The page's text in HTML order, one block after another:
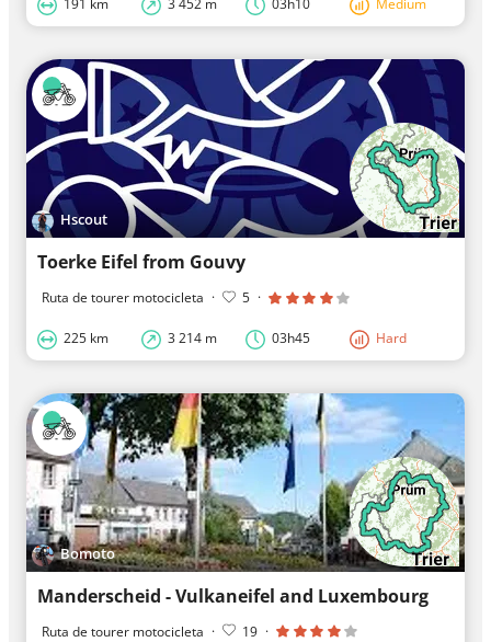
191 km 3 452 m 03h10 Medium
Hscout
Toerke Eifel from Gouvy
Ruta de tourer motocicleta · 5 ·
225 km 3 214 m 03h45 Hard
Bomoto
Manderscheid - Vulkaneifel and Luxembourg
Ruta de tourer motocicleta · 19 ·